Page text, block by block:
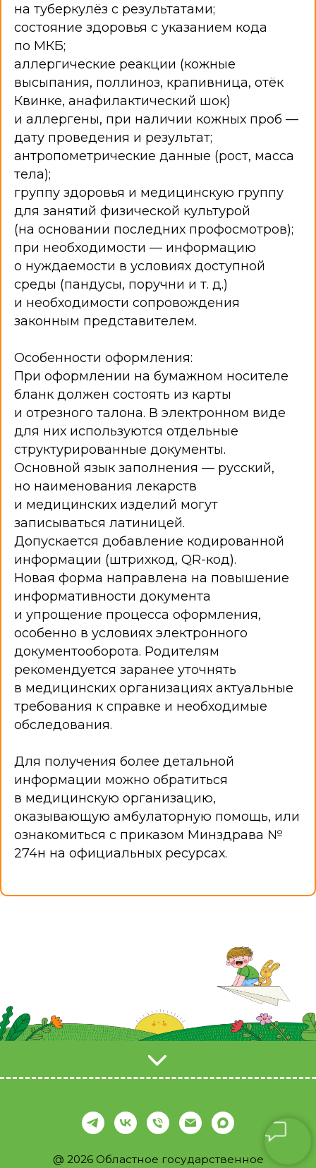
на туберкулёз с результатами;
состояние здоровья с указанием кода
по МКБ;
аллергические реакции (кожные
высыпания, поллиноз, крапивница, отёк
Квинке, анафилактический шок)
и аллергены, при наличии кожных проб —
дату проведения и результат;
антропометрические данные (рост, масса
тела);
группу здоровья и медицинскую группу
для занятий физической культурой
(на основании последних профосмотров);
при необходимости — информацию
о нуждаемости в условиях доступной
среды (пандусы, поручни и т. д.)
и необходимости сопровождения
законным представителем.
Особенности оформления:
При оформлении на бумажном носителе
бланк должен состоять из карты
и отрезного талона. В электронном виде
для них используются отдельные
структурированные документы.
Основной язык заполнения — русский,
но наименования лекарств
и медицинских изделий могут
записываться латиницей.
Допускается добавление кодированной
информации (штрихкод, QR-код).
Новая форма направлена на повышение
информативности документа
и упрощение процесса оформления,
особенно в условиях электронного
документооборота. Родителям
рекомендуется заранее уточнять
в медицинских организациях актуальные
требования к справке и необходимые
обследования.
Для получения более детальной
информации можно обратиться
в медицинскую организацию,
оказывающую амбулаторную помощь, или
ознакомиться с приказом Минздрава №
274н на официальных ресурсах.